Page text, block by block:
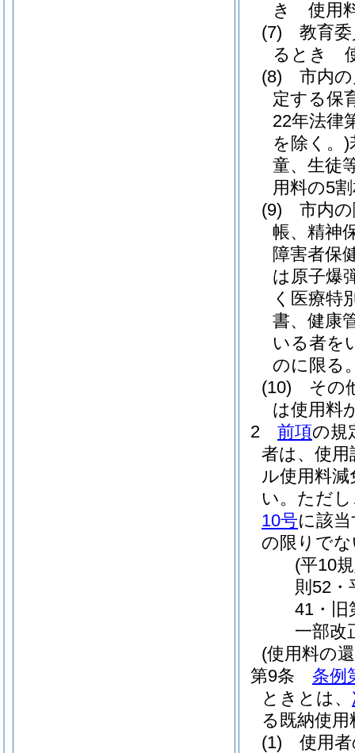
き 使用
(7)
教育
るとき
(8)
市内
定する保
22年法律
を除く。)
童、生徒
用料の5
(9)
市内
帳、精神
障害者保
は原子爆
く医療特
書、健康
いる者を
のに限る
(10)
その
は使用料
2
前項の規
者は、使
ル使用料減
い。 ただ
10号に該
の限りで
(平10
則52・
41・旧
一部改
(使用料の
第9条
条例
ときとは、
る既納使
(1)
使用